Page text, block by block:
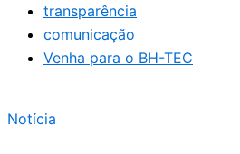
transparência
comunicação
Venha para o BH-TEC
Notícia